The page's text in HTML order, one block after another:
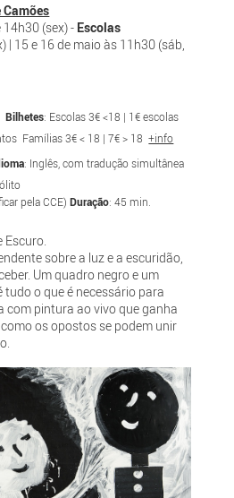
Camões
(sex) - Escolas
| 15 e 16 de maio às 11h30 (sáb,
Bilhetes: Escolas 3€ <18 | 1€ escolas
Famílias 3€ < 18 | 7€ > 18+info
: Inglês, com tradução simultânea
pela CCE)Duração: 45 min.
Escuro.
sobre a luz e a escuridão,
Um quadro negro e um
o que é necessário para
com pintura ao vivo que ganha
os opostos se podem unir